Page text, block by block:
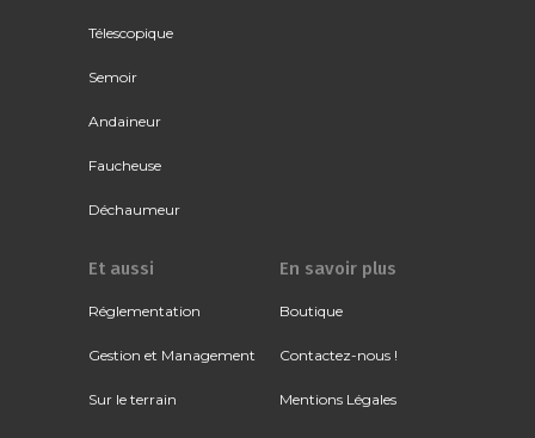
Télescopique
Semoir
Andaineur
Faucheuse
Déchaumeur
Et aussi
Réglementation
Gestion et Management
Sur le terrain
En savoir plus
Boutique
Contactez-nous !
Mentions Légales